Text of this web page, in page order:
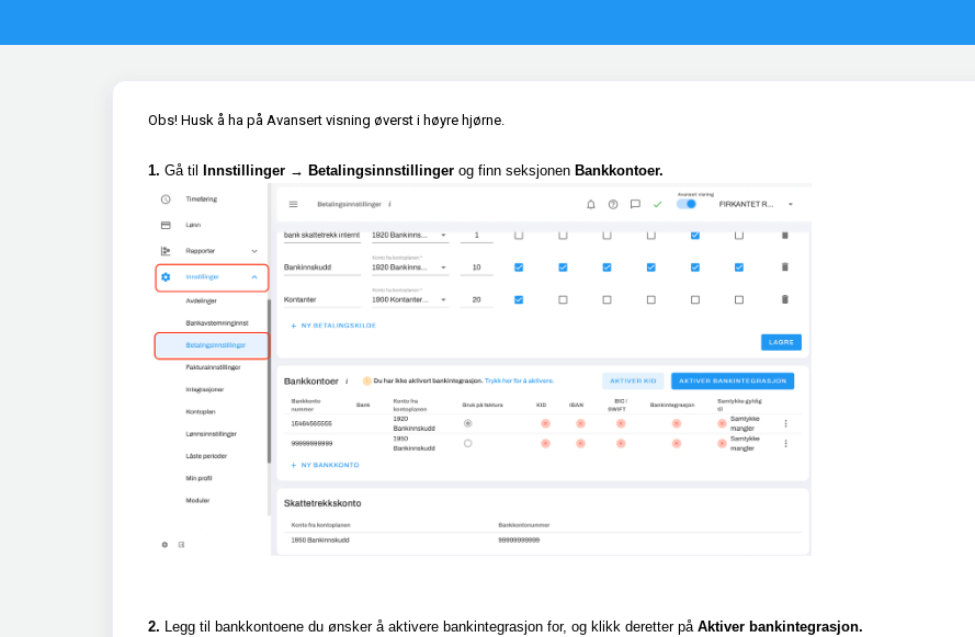
Obs! Husk å ha på Avansert visning øverst i høyre hjørne.
1. Gå til Innstillinger → Betalingsinnstillinger og finn seksjonen Bankkontoer.
2. Legg til bankkontoene du ønsker å aktivere bankintegrasjon for, og klikk deretter påAktiver bankintegrasjon.